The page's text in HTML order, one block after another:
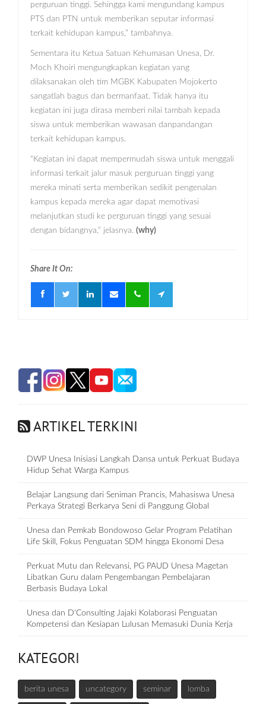
perguruan tinggi. Sehingga kami mengundang kampus
PTS dan PTN untuk memberikan seputar informasi
terkait kehidupan kampus,” tambahnya.
Sementara itu Ketua Satuan Kehumasan Unesa, Dr.
Moch Khoiri mengungkapkan kegiatan yang
dilaksanakan oleh tim MGBK Kabupaten Mojokerto
sangatlah bagus dan bermanfaat. Tidak hanya itu
kegiatan ini juga dirasa memberi nilai tambah kepada
siswa untuk memberikan wawasan danpandangan
terkait kehidupan kampus.
“Kegiatan ini dapat mempermudah siswa untuk menggali
informasi terkait jalur masuk perguruan tinggi yang
mereka minati serta memberikan sedikit pengenalan
kampus kepada mereka agar dapat memotivasi
melanjutkan studi ke perguruan tinggi yang sesuai
dengan bidangnya,” jelasnya. (why)
Share It On:
ARTIKEL TERKINI
DWP Unesa Inisiasi Langkah Dansa untuk Perkuat Budaya
Hidup Sehat Warga Kampus
Belajar Langsung dari Seniman Prancis, Mahasiswa Unesa
Perkaya Strategi Berkarya Seni di Panggung Global
Unesa dan Pemkab Bondowoso Gelar Program Pelatihan
Life Skill, Fokus Penguatan SDM hingga Ekonomi Desa
Perkuat Mutu dan Relevansi, PG PAUD Unesa Magetan
Libatkan Guru dalam Pengembangan Pembelajaran
Berbasis Budaya Lokal
Unesa dan D‘Consulting Jajaki Kolaborasi Penguatan
Kompetensi dan Kesiapan Lulusan Memasuki Dunia Kerja
KATEGORI
berita unesa uncategory seminar lomba